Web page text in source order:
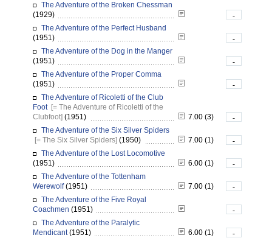
The Adventure of the Broken Chessman
(1929)
-
The Adventure of the Perfect Husband
(1951)
-
The Adventure of the Dog in the Manger
(1951)
-
The Adventure of the Proper Comma
(1951)
-
The Adventure of Ricoletti of the Club
Foot [= The Adventure of Ricoletti of the
Clubfoot] (1951) 7.00 (3)
-
The Adventure of the Six Silver Spiders
[= The Six Silver Spiders] (1950) 7.00 (1)
-
The Adventure of the Lost Locomotive
(1951)
6.00 (1)
-
The Adventure of the Tottenham
Werewolf(1951) 7.00 (1)
-
The Adventure of the Five Royal
Coachmen (1951)
-
The Adventure of the Paralytic
Mendicant(1951) 6.00 (1)
-